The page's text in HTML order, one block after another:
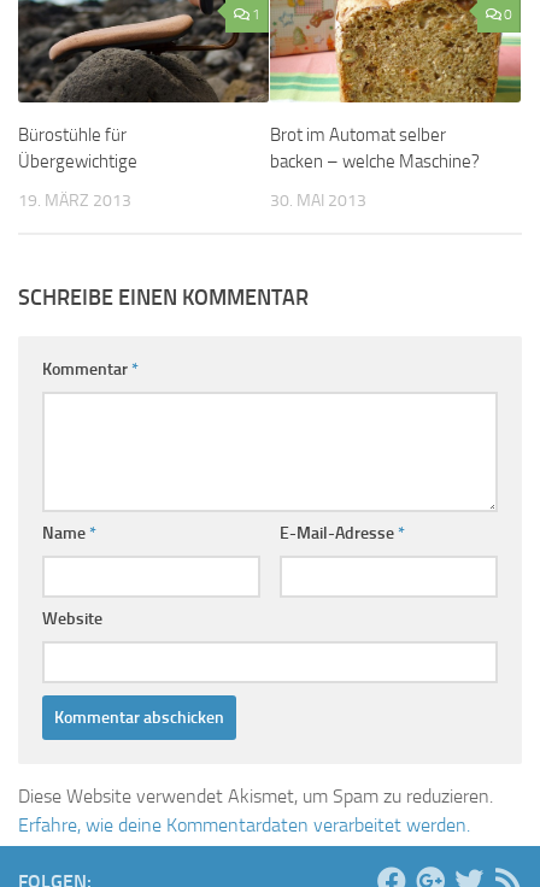
1
Bürostühle für
Übergewichtige
19. MÄRZ 2013
0
Brot im Automat selber
backen – welche Maschine?
30. MAI 2013
SCHREIBE EINEN KOMMENTAR
Kommentar*
Name* E-Mail-Adresse*
Website
Diese Website verwendet Akismet, um Spam zu reduzieren.
Erfahre, wie deine Kommentardaten verarbeitet werden.
FOLGEN: